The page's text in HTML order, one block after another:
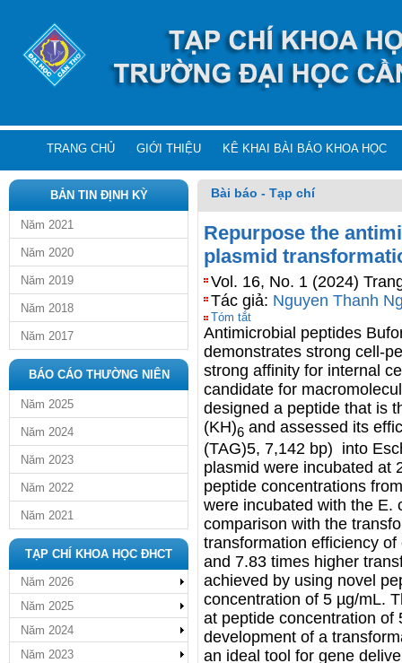
TRANG CHỦ GIỚI THIỆU KÊ KHAI BÀI BÁO KHOA HỌC
BẢN TIN ĐỊNH KỲ
Năm 2021
Năm 2020
Năm 2019
Năm 2018
Năm 2017
BÁO CÁO THƯỜNG NIÊN
Năm 2025
Năm 2024
Năm 2023
Năm 2022
Năm 2021
TẠP CHÍ KHOA HỌC ĐHCT
Năm 2026
Năm 2025
Năm 2024
Năm 2023
Bài báo - Tạp chí
Repurpose the
plasmid
Vol. 16, No. 1 (2024)
Tác giả: Nguyen Thanh
Tóm tắt
Antimicrobial peptides
demonstrates strong cell-
strong affinity for internal
candidate for
designed a peptide that is
(KH)6 and assessed its
(TAG)5, 7,142 bp) into
plasmid were incubated at
peptide concentrations
were incubated with the E.
comparison with the
transformation efficiency
and 7.83 times higher
achieved by using novel
concentration of 5 µg/mL.
at peptide concentration of
development of a
an ideal tool for gene